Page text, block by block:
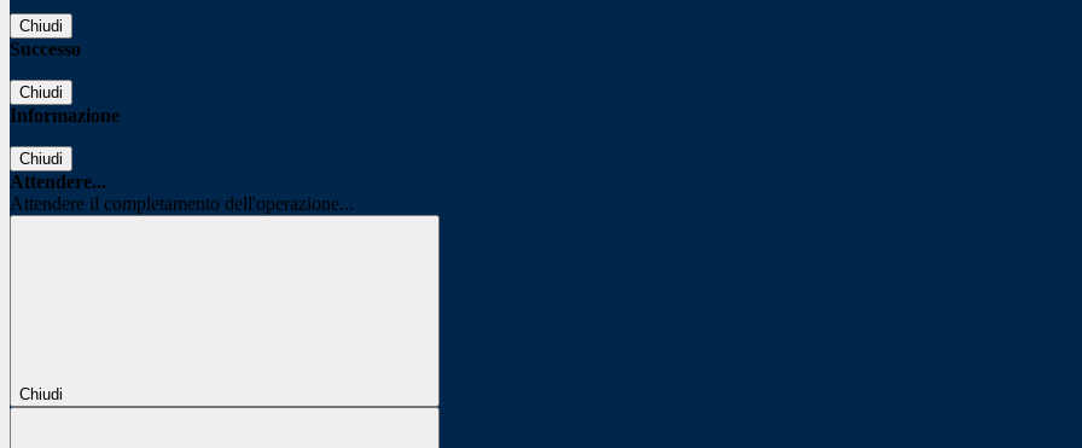
Chiudi
Successo
Chiudi
Informazione
Chiudi
Attendere...
Attendere il completamento dell'operazione...
Chiudi